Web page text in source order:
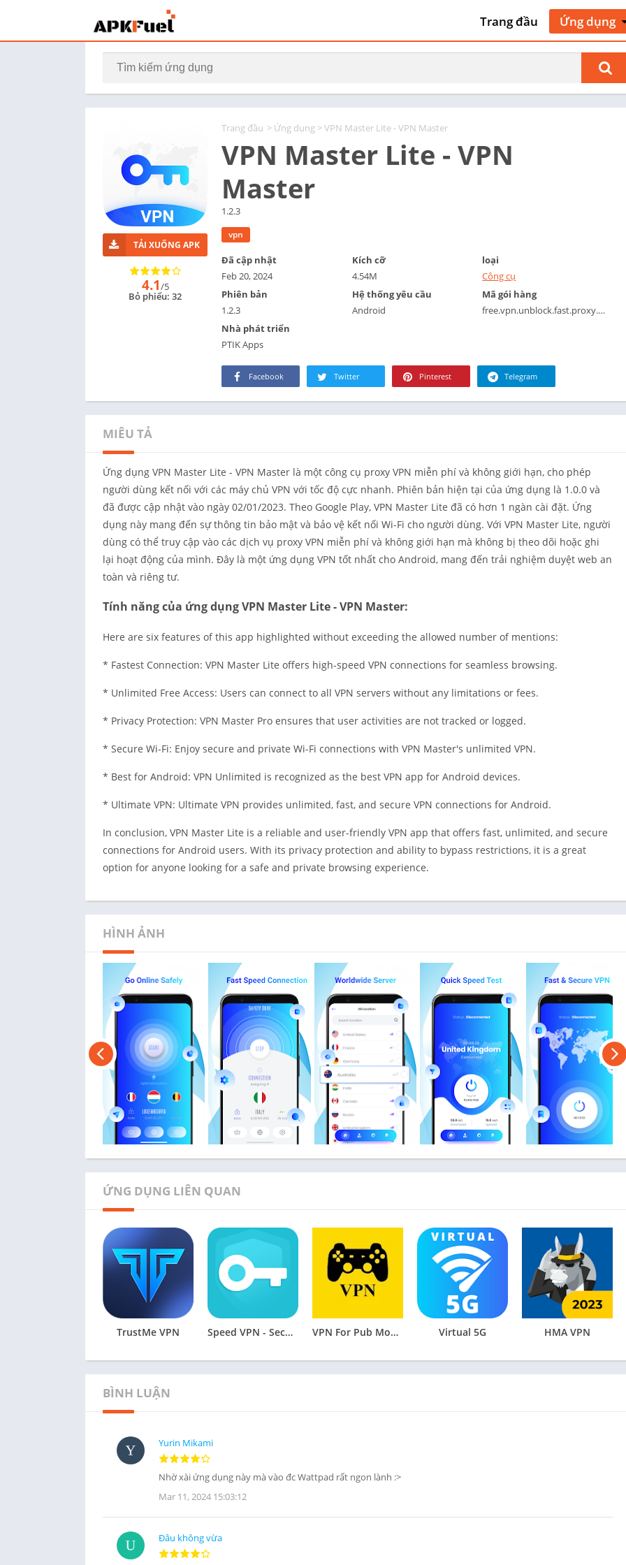
Trang đầu
Ứng dụng
Nghệ
kế
Giao
cộ
Làm đẹp
Tài chính
Nhà ở
Thư viện
Bản đồ &
hướng
Y học
Âm nhạc &
thanh
Lựa chọn
Trình phát
chỉnh sửa
Trang đầu > Ứng dụng > VPN Master Lite - VPN Master
VPN Master Lite - VPN
Master
1.2.3
vpn
TẢI XUỐNG APK
4.1/5
Bỏ phiếu: 32
Đã cập nhật
Feb 20, 2024
Kích cỡ
4.54M
loại
Công cụ
Phiên bản
1.2.3
Hệ thống yêu cầu
Android
Mã gói hàng
free.vpn.unblock.fast.proxy.vpn.master.pro.lite
Nhà phát triển
PTIK Apps
Facebook Twitter Pinterest Telegram
MIÊU TẢ
Ứng dụng VPN Master Lite - VPN Master là một công cụ proxy VPN miễn phí và không giới hạn, cho phép
người dùng kết nối với các máy chủ VPN với tốc độ cực nhanh. Phiên bản hiện tại của ứng dụng là 1.0.0 và
đã được cập nhật vào ngày 02/01/2023. Theo Google Play, VPN Master Lite đã có hơn 1 ngàn cài đặt. Ứng
dụng này mang đến sự thông tin bảo mật và bảo vệ kết nối Wi-Fi cho người dùng. Với VPN Master Lite, người
dùng có thể truy cập vào các dịch vụ proxy VPN miễn phí và không giới hạn mà không bị theo dõi hoặc ghi
lại hoạt động của mình. Đây là một ứng dụng VPN tốt nhất cho Android, mang đến trải nghiệm duyệt web an
toàn và riêng tư.
Tính năng của ứng dụng VPN Master Lite - VPN Master:
Here are six features of this app highlighted without exceeding the allowed number of mentions:
* Fastest Connection: VPN Master Lite offers high-speed VPN connections for seamless browsing.
* Unlimited Free Access: Users can connect to all VPN servers without any limitations or fees.
* Privacy Protection: VPN Master Pro ensures that user activities are not tracked or logged.
* Secure Wi-Fi: Enjoy secure and private Wi-Fi connections with VPN Master's unlimited VPN.
* Best for Android: VPN Unlimited is recognized as the best VPN app for Android devices.
* Ultimate VPN: Ultimate VPN provides unlimited, fast, and secure VPN connections for Android.
In conclusion, VPN Master Lite is a reliable and user-friendly VPN app that offers fast, unlimited, and secure
connections for Android users. With its privacy protection and ability to bypass restrictions, it is a great
option for anyone looking for a safe and private browsing experience.
HÌNH ẢNH
ỨNG DỤNG LIÊN QUAN
TrustMe VPN Speed VPN - Secure VPN Proxy VPN For Pub Mobile Lite Virtual 5G HMA VPN
BÌNH LUẬN
Yurin Mikami
Nhờ xài ứng dụng này mà vào đc Wattpad rất ngon lành :>
Mar 11, 2024 15:03:12
Đâu không vừa